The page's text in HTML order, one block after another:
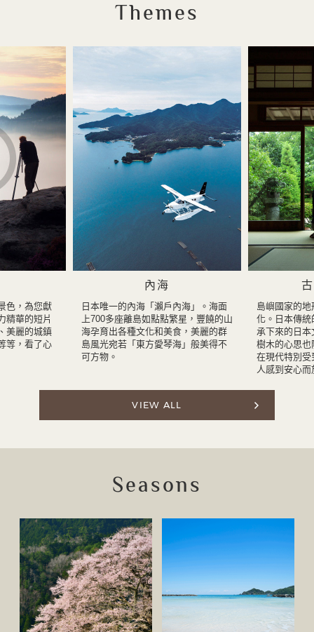
Themes
色，為您獻
精華的短片
美麗的城鎮
等，看了心
內海
日本唯一的內海「瀨戶內海」。海面
上700多座離島如點點繁星，豐饒的山
海孕育出各種文化和美食，美麗的群
島風光宛若「東方愛琴海」般美得不
可方物。
島嶼國家的
化。日本傳統
承下來的日本
樹木的心思也
在現代特別受
人感到安心
VIEW ALL
Seasons